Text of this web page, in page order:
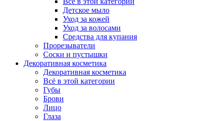
Детское мыло
Уход за кожей
Уход за волосами
Средства для купания
Прорезыватели
Соски и пустышки
Декоративная косметика
Декоративная косметика
Всё в этой категории
Губы
Брови
Лицо
Глаза